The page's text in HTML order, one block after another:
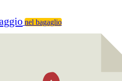
nel bagaglio